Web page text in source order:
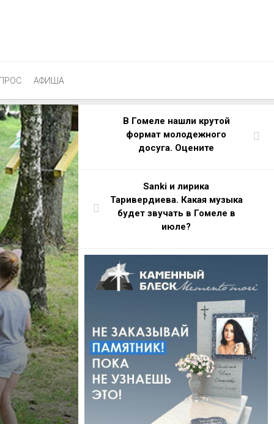
АФИША
В Гомеле нашли крутой
формат молодежного
досуга. Оцените
Sanki и лирика
Таривердиева. Какая музыка
будет звучать в Гомеле в
июле?